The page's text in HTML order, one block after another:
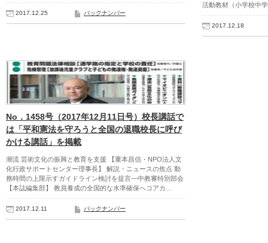
2017.12.25 バックナンバー
活動教材（小学校中
2017.12.18
No．1458号（2017年12月11日号）校長講話で
は「平和憲法を守ろうと全国の退職校長に呼び
かける講話」を掲載
潮流 芸術文化の振興と教育を支援 【重本昌信・NPO法人文
化行政サポートセンター理事長】 解説・ニュースの焦点 勤
務時間の上限示すガイドライン検討を提言―中教審特別部会
【本誌編集部】 教員養成の全国的な水準確保へコアカ…
2017.12.11 バックナンバー